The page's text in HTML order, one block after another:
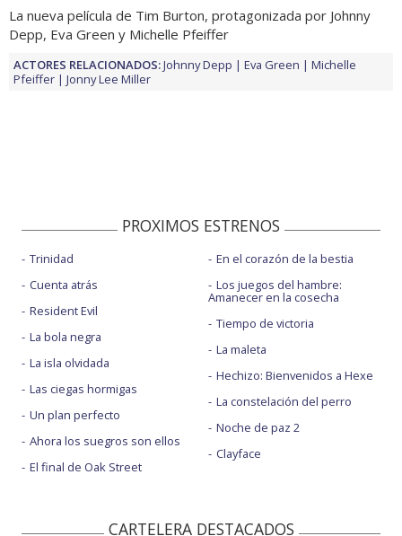
La nueva película de Tim Burton, protagonizada por Johnny
Depp, Eva Green y Michelle Pfeiffer
ACTORES RELACIONADOS:Johnny Depp Eva Green
Michelle
Pfeiffer
Jonny Lee Miller
PROXIMOS ESTRENOS
Trinidad
Cuenta atrás
Resident Evil
La bola negra
La isla olvidada
Las ciegas hormigas
Un plan perfecto
Ahora los suegros son ellos
El final de Oak Street
En el corazón de la bestia
Los juegos del hambre:
Amanecer en la cosecha
Tiempo de victoria
La maleta
Hechizo: Bienvenidos a Hexe
La constelación del perro
Noche de paz 2
Clayface
CARTELERA DESTACADOS